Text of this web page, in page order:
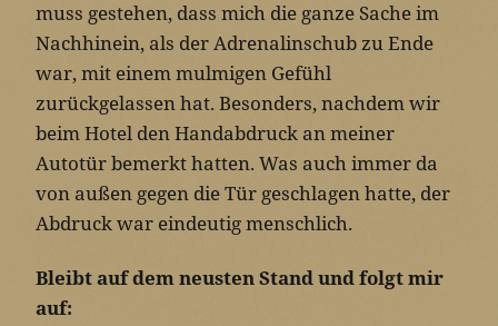
muss gestehen, dass mich die ganze Sache im
Nachhinein, als der Adrenalinschub zu Ende
war, mit einem mulmigen Gefühl
zurückgelassen hat. Besonders, nachdem wir
beim Hotel den Handabdruck an meiner
Autotür bemerkt hatten. Was auch immer da
von außen gegen die Tür geschlagen hatte, der
Abdruck war eindeutig menschlich.
Bleibt auf dem neusten Stand und folgt mir
auf: